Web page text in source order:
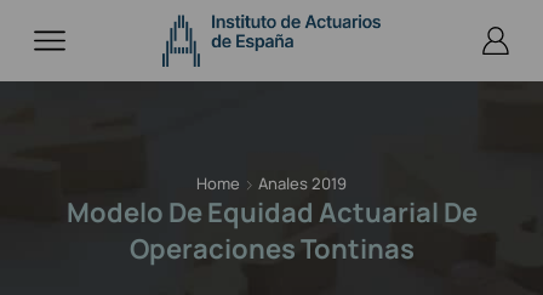
Home Anales 2019
Modelo De Equidad Actuarial De
Operaciones Tontinas